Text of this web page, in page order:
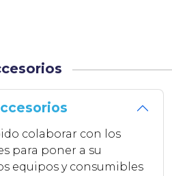
colaborar con los
para poner a su
equipos y consumibles